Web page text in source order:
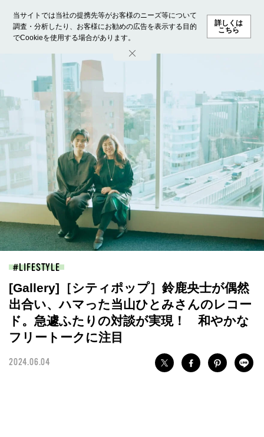
当サイトでは当社の提携先等がお客様のニーズ等について
調査・分析したり、お客様にお勧めの広告を表示する目的
でCookieを使用する場合があります。
詳しくは
こちら
ホーム モデル募集 ランキング ファッション ビューテ
LIFESTYLE
[Gallery]［シティポップ］鈴鹿央士が偶然
出合い、ハマった当山ひとみさんのレコー
ド。急遽ふたりの対談が実現！ 和やかな
フリートークに注目
2024.06.04